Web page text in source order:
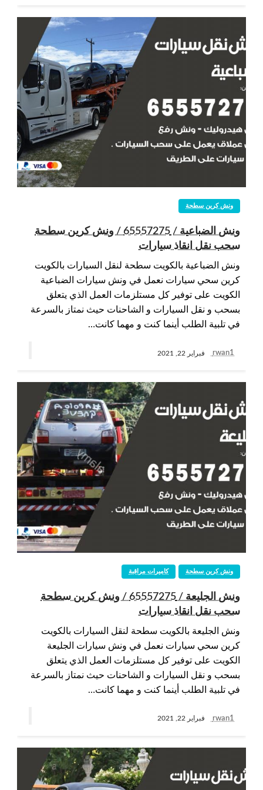
ونش كرين سطحة
ونش الضباعية / 65557275 / ونش كرين سطحة
سحب نقل انقاذ سيارات
ونش الضباعية بالكويت سطحة لنقل السيارات بالكويت
كرين سحي سيارات نعمل في ونش سيارات الضباعية
الكويت على توفير كل مستلزمات العمل الذي يتعلق
بسحب و نقل السيارات و الشاحنات حيث نمتاز بالسرعة
في تلبية الطلب أينما كنت و مهما كانت…
rwan1 فبراير 22, 2021
كاميرات مراقبة ونش كرين سطحة
ونش الجليعة / 65557275 / ونش كرين سطحة
سحب نقل انقاذ سيارات
ونش الجليعة بالكويت سطحة لنقل السيارات بالكويت
كرين سحي سيارات نعمل في ونش سيارات الجليعة
الكويت على توفير كل مستلزمات العمل الذي يتعلق
بسحب و نقل السيارات و الشاحنات حيث نمتاز بالسرعة
في تلبية الطلب أينما كنت و مهما كانت…
rwan1 فبراير 22, 2021